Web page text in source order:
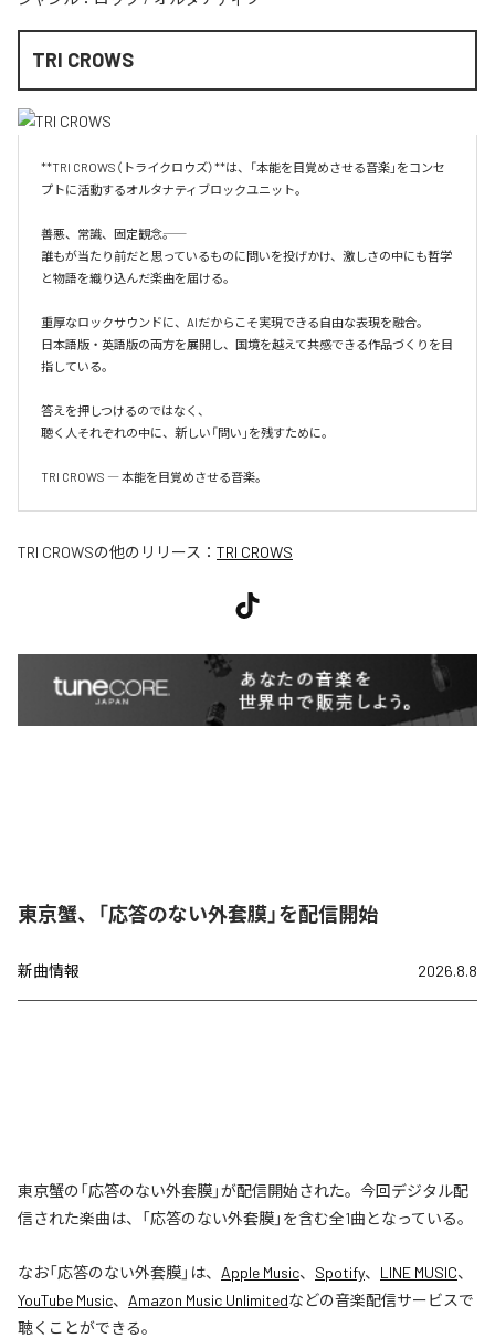
TRI CROWS
**TRI CROWS（トライクロウズ）**は、「本能を目覚めさせる音楽」をコンセ
プトに活動するオルタナティブロックユニット。
善悪、常識、固定観念――。
誰もが当たり前だと思っているものに問いを投げかけ、激しさの中にも哲学
と物語を織り込んだ楽曲を届ける。
重厚なロックサウンドに、AIだからこそ実現できる自由な表現を融合。
日本語版・英語版の両方を展開し、国境を越えて共感できる作品づくりを目
指している。
答えを押しつけるのではなく、
聴く人それぞれの中に、新しい「問い」を残すために。
TRI CROWS ― 本能を目覚めさせる音楽。
TRI CROWSの他のリリース： TRI CROWS
東京蟹、「応答のない外套膜」を配信開始
新曲情報 2026.8.8
東京蟹の「応答のない外套膜」が配信開始された。今回デジタル配
信された楽曲は、「応答のない外套膜」を含む全1曲となっている。
なお「応答のない外套膜」は、 Apple Music、 Spotify、 LINE MUSIC、
YouTube Music、 Amazon Music Unlimitedなどの音楽配信サービスで
聴くことができる。